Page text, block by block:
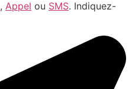
, Appel ou SMS. Indiquez-